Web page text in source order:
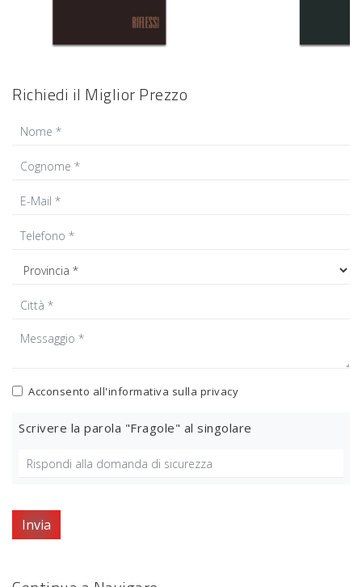
Richiedi il Miglior Prezzo
Acconsento all'informativa sulla privacy
Scrivere la parola "Fragole" al singolare
Invia